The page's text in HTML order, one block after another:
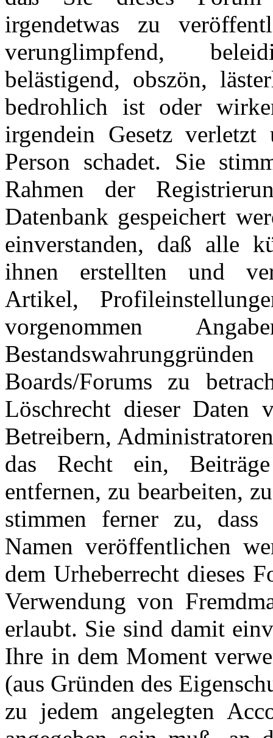
irgendetwas zu
verunglimpfend,
belästigend, obszön,
bedrohlich ist oder
irgendein Gesetz verletzt
Person schadet. Sie
Rahmen der
Datenbank gespeichert
einverstanden, daß alle
ihnen erstellten und
Artikel,
vorgenommen
Boards/Forums zu
Löschrecht dieser Daten
Betreibern,
das Recht ein,
entfernen, zu bearbeiten,
stimmen ferner zu,
Namen veröffentlichen
dem Urheberrecht dieses
Verwendung von
erlaubt. Sie sind damit
Ihre in dem Moment
(aus Gründen des
zu jedem angelegten